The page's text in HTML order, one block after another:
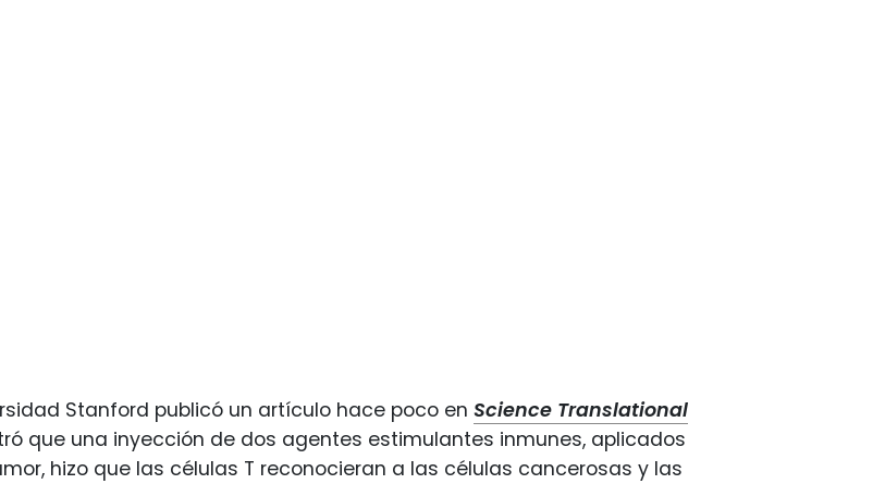
Stanford publicó un artículo hace poco en Science Translational
que una inyección de dos agentes estimulantes inmunes, aplicados
hizo que las células T reconocieran a las células cancerosas y las